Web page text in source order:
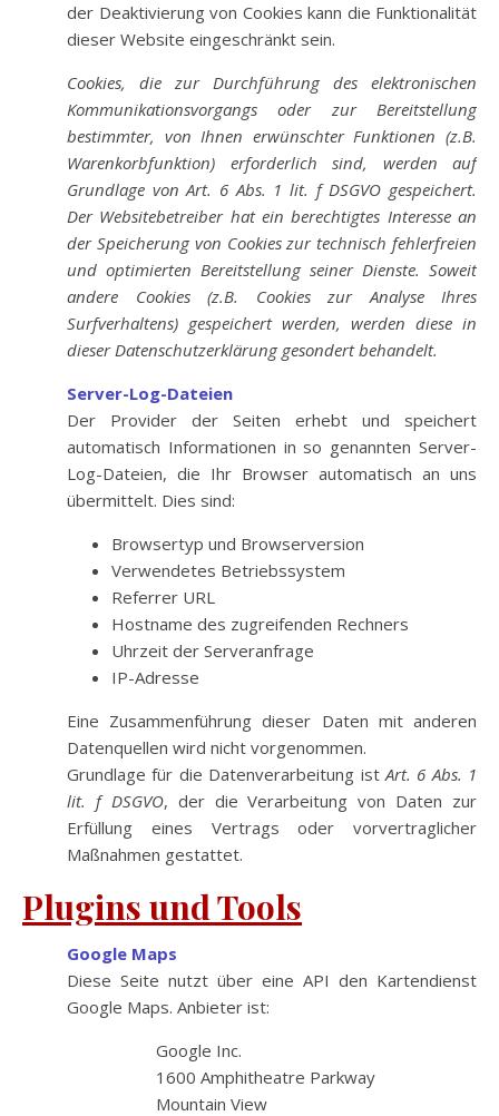
der Deaktivierung von Cookies kann die Funktionalität
dieser Website eingeschränkt sein.
Cookies, die zur Durchführung des elektronischen
Kommunikationsvorgangs oder zur Bereitstellung
bestimmter, von Ihnen erwünschter Funktionen (z.B.
Warenkorbfunktion) erforderlich sind, werden auf
Grundlage von Art. 6 Abs. 1 lit. f DSGVO gespeichert.
Der Websitebetreiber hat ein berechtigtes Interesse an
der Speicherung von Cookies zur technisch fehlerfreien
und optimierten Bereitstellung seiner Dienste. Soweit
andere Cookies (z.B. Cookies zur Analyse Ihres
Surfverhaltens) gespeichert werden, werden diese in
dieser Datenschutzerklärung gesondert behandelt.
Server-Log-Dateien
Der Provider der Seiten erhebt und speichert
automatisch Informationen in so genannten Server-
Log-Dateien, die Ihr Browser automatisch an uns
übermittelt. Dies sind:
Browsertyp und Browserversion
Verwendetes Betriebssystem
Referrer URL
Hostname des zugreifenden Rechners
Uhrzeit der Serveranfrage
IP-Adresse
Eine Zusammenführung dieser Daten mit anderen
Datenquellen wird nicht vorgenommen.
Grundlage für die Datenverarbeitung istArt. 6 Abs. 1
lit. f DSGVO, der die Verarbeitung von Daten zur
Erfüllung eines Vertrags oder vorvertraglicher
Maßnahmen gestattet.
Plugins und Tools
Google Maps
Diese Seite nutzt über eine API den Kartendienst
Google Maps. Anbieter ist:
Google Inc.
1600 Amphitheatre Parkway
Mountain View